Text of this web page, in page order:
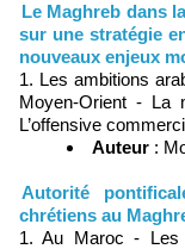
Le Maghreb dans
sur une stratégie
nouveaux enjeux
1. Les ambitions
Moyen-Orient - La
L’offensive
Auteur :
Autorité
chrétiens au
1. Au Maroc - Les